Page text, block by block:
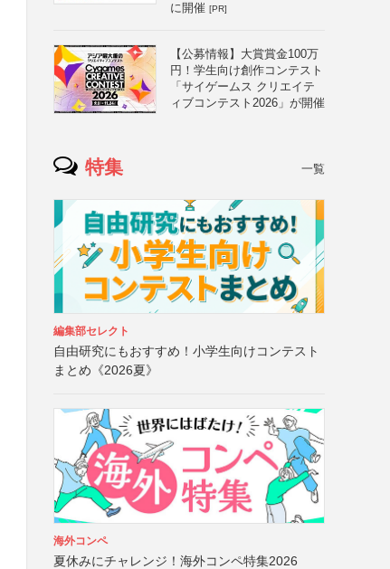
に開催 [PR]
【公募情報】大賞賞金100万
円！学生向け創作コンテスト
「サイゲームス クリエイテ
ィブコンテスト2026」が開催
特集 一覧
編集部セレクト
自由研究にもおすすめ！小学生向けコンテスト
まとめ《2026夏》
海外コンペ
夏休みにチャレンジ！海外コンペ特集2026